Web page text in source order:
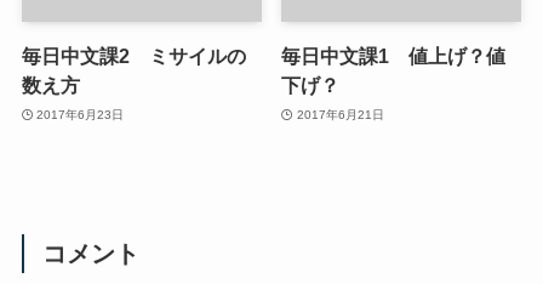
毎日中文課2 ミサイルの
数え方
2017年6月23日
毎日中文課1 値上げ？値
下げ？
2017年6月21日
コメント